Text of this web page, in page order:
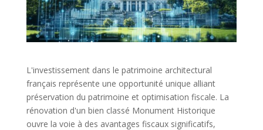
L'investissement dans le patrimoine architectural
français représente une opportunité unique alliant
préservation du patrimoine et optimisation fiscale. La
rénovation d'un bien classé Monument Historique
ouvre la voie à des avantages fiscaux significatifs,